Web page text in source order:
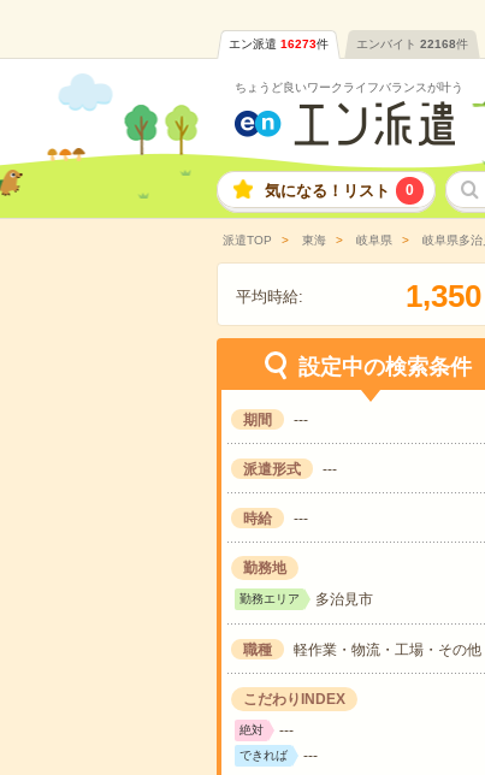
エン派遣 16273件 エンバイト 22168件
ちょうど良いワークライフバランスが叶う
気になる！リスト 0
派遣TOP 東海 岐阜県 岐阜県多治
平均時給: 1,350
設定中の検索条件
期間 ---
派遣形式 ---
時給 ---
勤務地
勤務エリア 多治見市
職種 軽作業・物流・工場・その他
こだわりINDEX
絶対 ---
できれば ---